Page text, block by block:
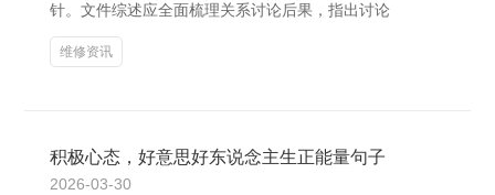
针。文件综述应全面梳理关系讨论后果，指出讨论
维修资讯
积极心态，好意思好东说念主生正能量句子
2026-03-30